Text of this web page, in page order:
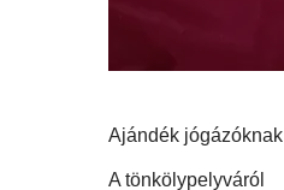
Ajándék jógázóknak
A tönkölypelyváról